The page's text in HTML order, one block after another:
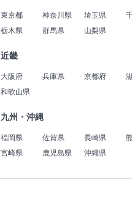
東京都 神奈川県 埼玉県
栃木県
群馬県 山梨県
近畿
大阪府 兵庫県 京都府
和歌山県
九州・沖縄
福岡県 佐賀県 長崎県
宮崎県
鹿児島県 沖縄県